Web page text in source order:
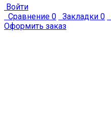
Войти
Сравнение 0 Закладки 0
Оформить заказ